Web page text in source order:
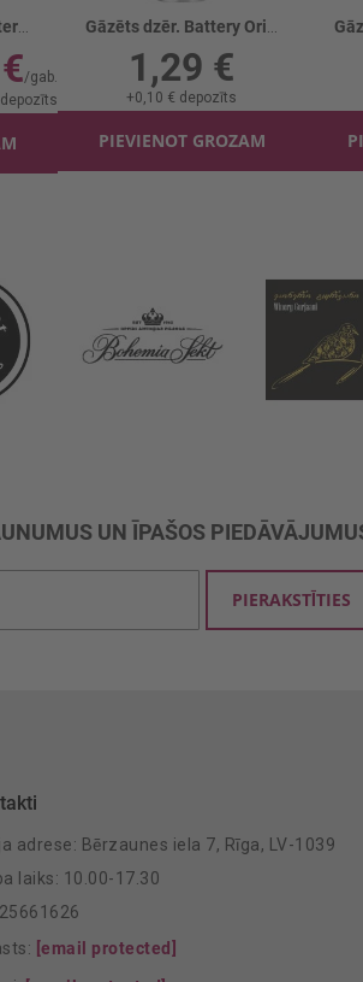
Enerģijas dzēr. Monster Bad apple
depozīts
Gāzēts dzēr. Battery Original Caffein Free
1,29 €
+0,10 € depozīts
PIEVIENOT GROZAM
UN ĪPAŠOS
PIERAKSTĪTIES
adrese: Bērzaunes iela 7, Rīga, LV-1039
laiks: 10.00-17.30
[email protected]